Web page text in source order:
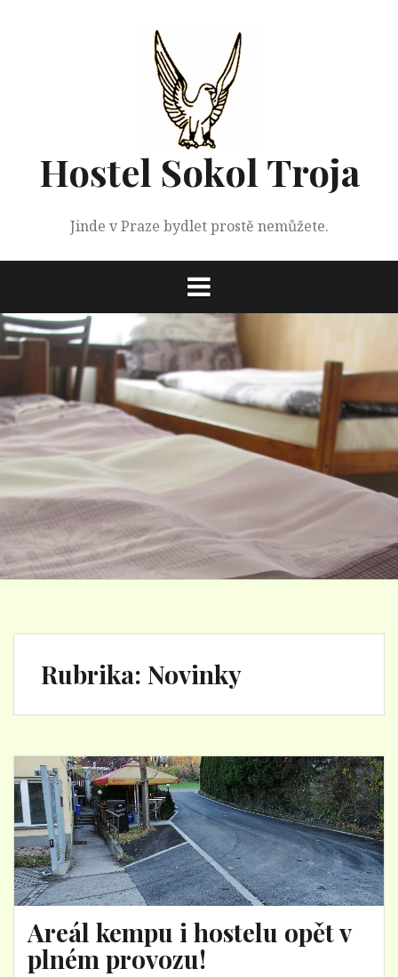
Hostel Sokol Troja
Jinde v Praze bydlet prostě nemůžete.
Rubrika: Novinky
Areál kempu i hostelu opět v
plném provozu!